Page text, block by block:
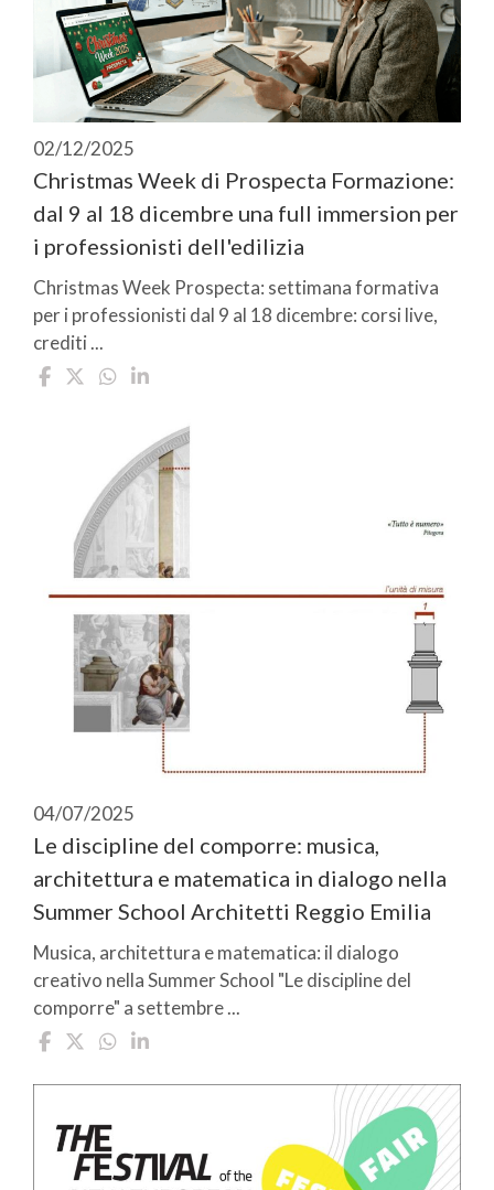
02/12/2025
Christmas Week di Prospecta Formazione:
dal 9 al 18 dicembre una full immersion per
i professionisti dell'edilizia
Christmas Week Prospecta: settimana formativa
per i professionisti dal 9 al 18 dicembre: corsi live,
crediti ...
04/07/2025
Le discipline del comporre: musica,
architettura e matematica in dialogo nella
Summer School Architetti Reggio Emilia
Musica, architettura e matematica: il dialogo
creativo nella Summer School "Le discipline del
comporre" a settembre ...